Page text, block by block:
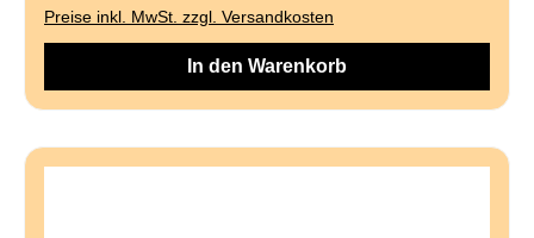
Preise inkl. MwSt. zzgl. Versandkosten
In den Warenkorb